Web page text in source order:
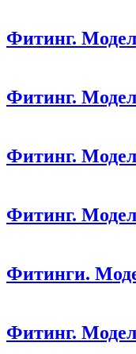
Фитинг.
Фитинг.
Фитинг.
Фитинг.
Фитинги.
Фитинг.